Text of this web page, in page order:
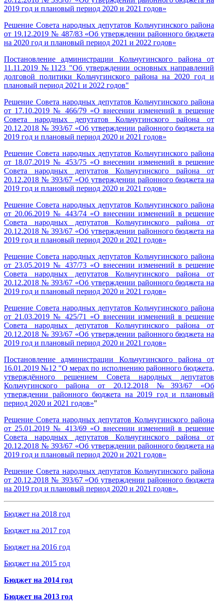
2019 год и плановый период 2020 и 2021 годов»
Решение Совета народных депутатов Кольчугинского района
от 19.12.2019 № 487/83 «Об утверждении районного бюджета
на 2020 год и плановый период 2021 и 2022 годов»
Постановление администрации Кольчугинского района от
11.11.2019 №1123 "Об утверждении основных направлений
долговой политики Кольчугинского района на 2020 год и
плановый период 2021 и 2022 годов"
Решение Совета народных депутатов Кольчугинского района
от 17.10.2019 № 466/79 «О внесении изменений в решение
Совета народных депутатов Кольчугинского района от
20.12.2018 № 393/67 «Об утверждении районного бюджета на
2019 год и плановый период 2020 и 2021 годов»
Решение Совета народных депутатов Кольчугинского района
от 18.07.2019 № 453/75 «О внесении изменений в решение
Совета народных депутатов Кольчугинского района от
20.12.2018 № 393/67 «Об утверждении районного бюджета на
2019 год и плановый период 2020 и 2021 годов»
Решение Совета народных депутатов Кольчугинского района
от 20.06.2019 № 443/74 «О внесении изменений в решение
Совета народных депутатов Кольчугинского района от
20.12.2018 № 393/67 «Об утверждении районного бюджета на
2019 год и плановый период 2020 и 2021 годов»
Решение Совета народных депутатов Кольчугинского района
от 23.05.2019 № 437/73 «О внесении изменений в решение
Совета народных депутатов Кольчугинского района от
20.12.2018 № 393/67 «Об утверждении районного бюджета на
2019 год и плановый период 2020 и 2021 годов»
Решение Совета народных депутатов Кольчугинского района
от 21.03.2019 № 425/71 «О внесении изменений в решение
Совета народных депутатов Кольчугинского района от
20.12.2018 № 393/67 «Об утверждении районного бюджета на
2019 год и плановый период 2020 и 2021 годов»
Постановление администрации Кольчугинского района от
16.01.2019 №12 "О мерах по исполнению районного бюджета,
утверждённого решением Совета народных депутатов
Кольчугинского района от 20.12.2018 №393/67 «Об
утверждении районного бюджета на 2019 год и плановый
период 2020 и 2021 годов»"
Решение Совета народных депутатов Кольчугинского района
от 25.01.2019 № 413/69 «О внесении изменений в решение
Совета народных депутатов Кольчугинского района от
20.12.2018 № 393/67 «Об утверждении районного бюджета на
2019 год и плановый период 2020 и 2021 годов»
Решение Совета народных депутатов Кольчугинского района
от 20.12.2018 № 393/67 «Об утверждении районного бюджета
на 2019 год и плановый период 2020 и 2021 годов».
Бюджет на 2018 год
Бюджет на 2017 год
Бюджет на 2016 год
Бюджет на 2015 год
Бюджет на 2014 год
Бюджет на 2013 год